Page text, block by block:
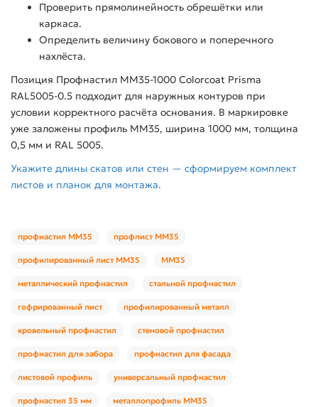
Проверить прямолинейность обрешётки или
каркаса.
Определить величину бокового и поперечного
нахлёста.
Позиция Профнастил ММ35-1000 Colorcoat Prisma
RAL5005-0.5 подходит для наружных контуров при
условии корректного расчёта основания. В маркировке
уже заложены профиль ММ35, ширина 1000 мм, толщина
0,5 мм и RAL 5005.
Укажите длины скатов или стен — сформируем комплект
листов и планок для монтажа.
профнастил ММ35 профлист ММ35
профилированный лист ММ35 ММ35
металлический профнастил стальной профнастил
гофрированный лист профилированный металл
кровельный профнастил стеновой профнастил
профнастил для забора профнастил для фасада
листовой профиль универсальный профнастил
профнастил 35 мм металлопрофиль ММ35